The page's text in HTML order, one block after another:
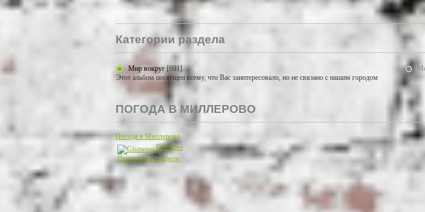
Категории раздела
Мир вокруг [691]
Этот альбом посвещен всему, что Вас заинтересовало, но не связано с нашим городом
ПОГОДА В МИЛЛЕРОВО
Погода в Миллерово
Gismeteo
Прогноз на 2 недели